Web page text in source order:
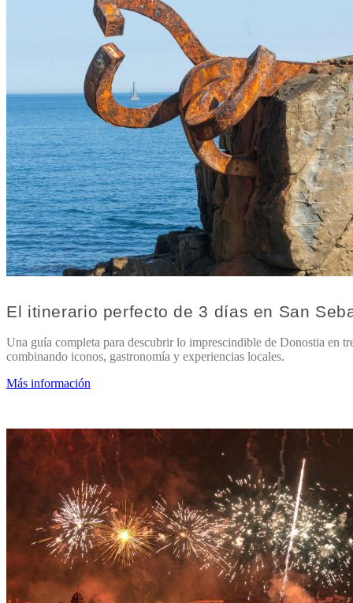
El itinerario perfecto de 3 días en San
Una guía completa para descubrir lo imprescindible de Donostia en
combinando iconos, gastronomía y experiencias locales.
Más información